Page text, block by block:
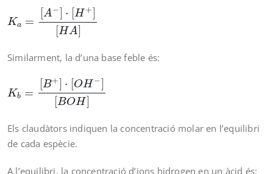
Ka =
[A−] ⋅ [H +]
HA
− ]⋅[H +][HA
Similarment, la d’una base feble és:
Kb =
[B+ ⋅ OH −
[BOH
+]⋅[O H−][BO
Els claudàtors indiquen la concentració molar en l’equilibri
de cada espècie.
A l’equilibri, la concentració d’ions hidrogen en un àcid és: